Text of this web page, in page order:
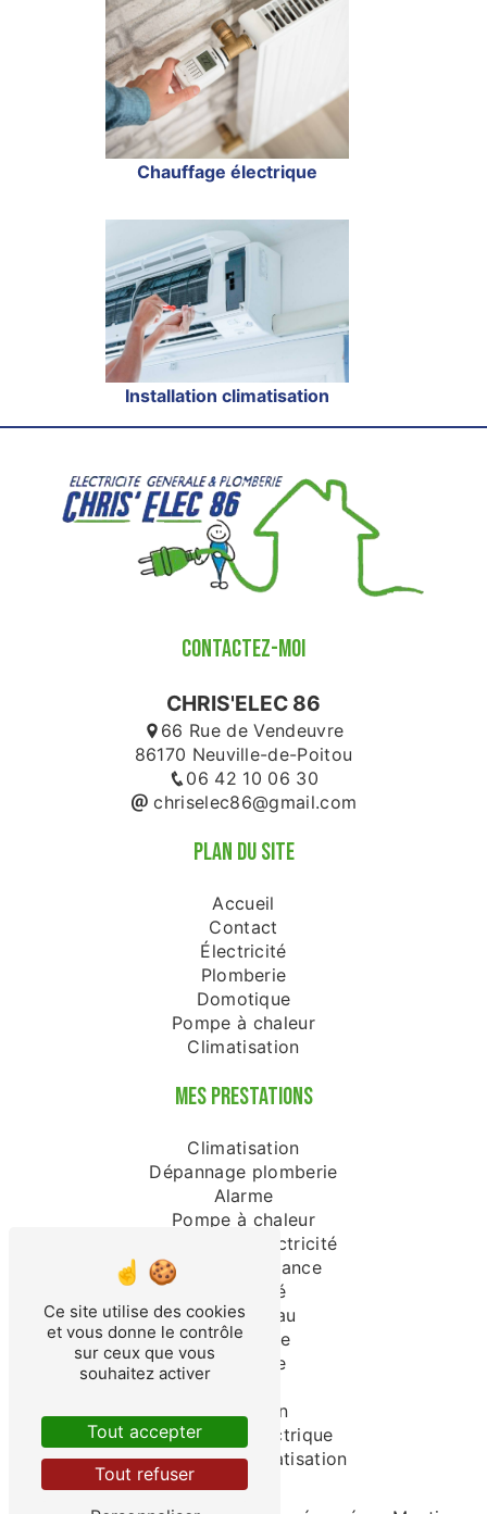
Chauffage électrique
Installation climatisation
CONTACTEZ-MOI
CHRIS'ELEC 86
66 Rue de Vendeuvre
86170 Neuville-de-Poitou
06 42 10 06 30
chriselec86@gmail.com
PLAN DU SITE
Accueil
Contact
Électricité
Plomberie
Domotique
Pompe à chaleur
Climatisation
MES PRESTATIONS
Climatisation
Dépannage plomberie
Alarme
Pompe à chaleur
Dépannage électricité
Vidéo surveillance
Électricité
Chauffe-eau
Domotique
Plomberie
Plombier
Électricien
Chauffage électrique
Installation climatisation
Ce site utilise des cookies
et vous donne le contrôle
sur ceux que vous
souhaitez activer
Tout accepter
Tout refuser